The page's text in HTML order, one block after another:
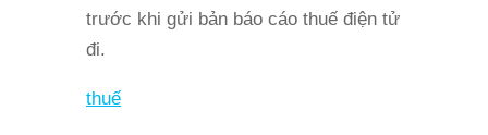
trước khi gửi bản báo cáo thuế điện tử
đi.
thuế